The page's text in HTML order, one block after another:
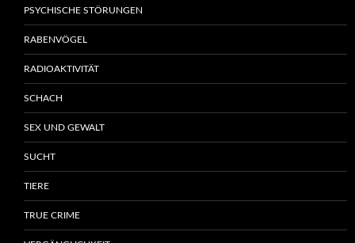
PSYCHISCHE STÖRUNGEN
RABENVÖGEL
RADIOAKTIVITÄT
SCHACH
SEX UND GEWALT
SUCHT
TIERE
TRUE CRIME